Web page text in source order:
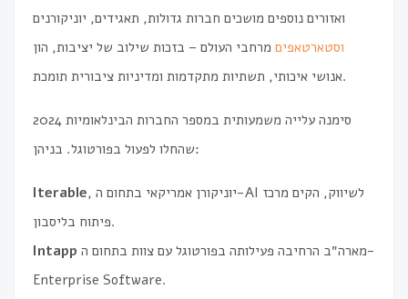
ואזורים נוספים מושכים חברות גדולות, תאגידים, יוניקורנים
וסטארטאפים מרחבי העולם – בזכות שילוב של יציבות, הון
אנושי איכותי, תשתיות מתקדמות ומדיניות ציבורית תומכת.
2024 סימנה עלייה משמעותית במספר החברות הבינלאומיות
שהחלו לפעול בפורטוגל. בניהן:
Iterable, יוניקורן אמריקאי בתחום ה-AI לשיווק, הקים מרכז
פיתוח בליסבון.
Intapp
Enterprise Software.